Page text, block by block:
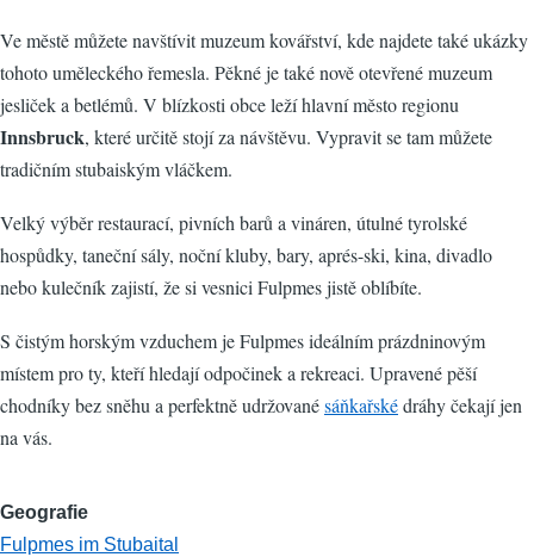
Ve městě můžete navštívit muzeum kovářství, kde najdete také ukázky
tohoto uměleckého řemesla. Pěkné je také nově otevřené muzeum
jesliček a betlémů. V blízkosti obce leží hlavní město regionu
Innsbruck, které určitě stojí za návštěvu. Vypravit se tam můžete
tradičním stubaiským vláčkem.
Velký výběr restaurací, pivních barů a vináren, útulné tyrolské
hospůdky, taneční sály, noční kluby, bary, aprés-ski, kina, divadlo
nebo kulečník zajistí, že si vesnici Fulpmes jistě oblíbíte.
S čistým horským vzduchem je Fulpmes ideálním prázdninovým
místem pro ty, kteří hledají odpočinek a rekreaci. Upravené pěší
chodníky bez sněhu a perfektně udržovanésáňkařskédráhy čekají jen
na vás.
Geografie
Fulpmes im Stubaital